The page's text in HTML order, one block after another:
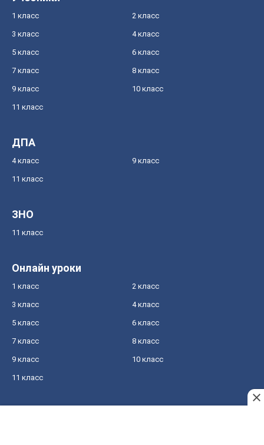
1 класс 2 класс
3 класс 4 класс
5 класс 6 класс
7 класс 8 класс
9 класс 10 класс
11 класс
ДПА
4 класс 9 класс
11 класс
ЗНО
11 класс
Онлайн уроки
1 класс 2 класс
3 класс 4 класс
5 класс 6 класс
7 класс 8 класс
9 класс 10 класс
11 класс